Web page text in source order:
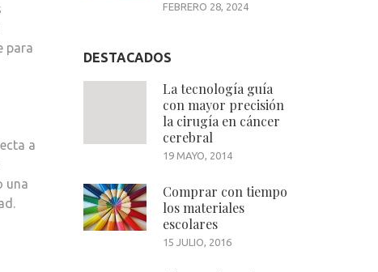
para
a
una
FEBRERO 28, 2024
DESTACADOS
La tecnología guía
con mayor precisión
la cirugía en cáncer
cerebral
19 MAYO, 2014
Comprar con tiempo
los materiales
escolares
15 JULIO, 2016